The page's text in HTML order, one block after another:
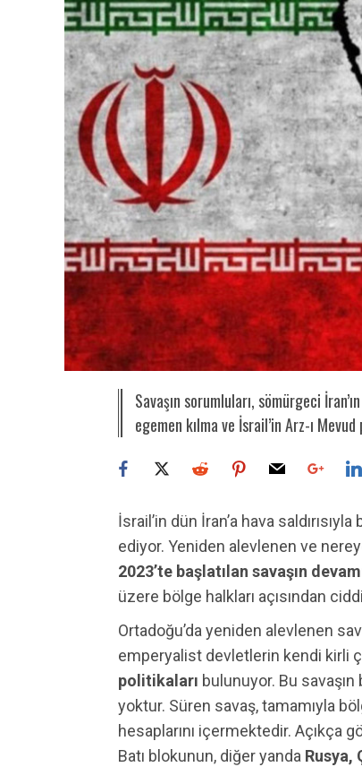
Savaşın sorumluları, sömürgeci
egemen kılma ve İsrail’in Arz-ı
İsrail’in dün İran’a hava
ediyor. Yeniden alevlenen ve
2023’te başlatılan savaşın
üzere bölge halkları açısından
Ortadoğu’da yeniden alevlenen
emperyalist devletlerin kendi kirli
politikaları bulunuyor. Bu savaşın
yoktur. Süren savaş, tamamıyla
hesaplarını içermektedir. Açıkça
Batı blokunun, diğer yanda Rusya,